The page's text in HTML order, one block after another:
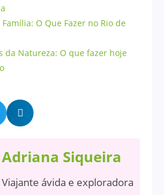
O Que Fazer no Rio de
da Natureza: O que fazer hoje
Adriana Siqueira
Viajante ávida e exploradora